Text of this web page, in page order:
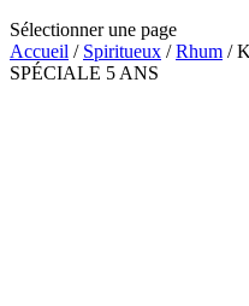
Sélectionner une page
Accueil / Spiritueux /Rhum /
SPÉCIALE 5 ANS